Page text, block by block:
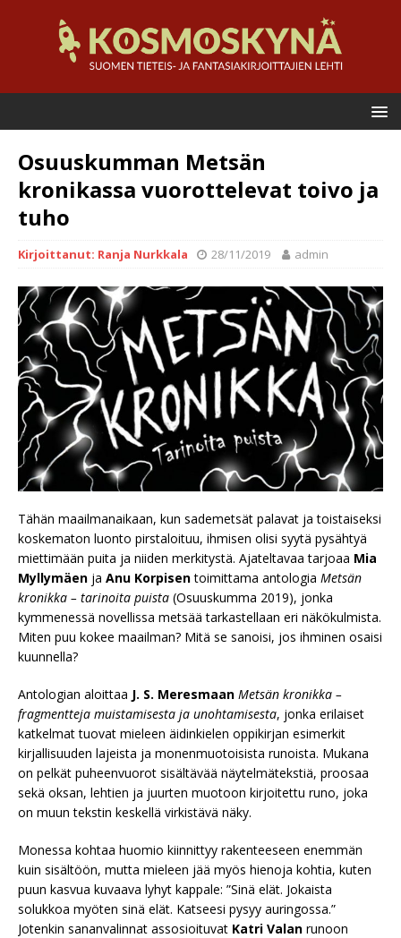
Osuuskumman Metsän
kronikassa vuorottelevat toivo ja
tuho
Kirjoittanut: Ranja Nurkkala 28/11/2019 admin
Tähän maailmanaikaan, kun sademetsät palavat ja toistaiseksi
koskematon luonto pirstaloituu, ihmisen olisi syytä pysähtyä
miettimään puita ja niiden merkitystä. Ajateltavaa tarjoaa Mia
Myllymäen ja Anu Korpisentoimittama antologia Metsän
kronikka – tarinoita puista (Osuuskumma 2019), jonka
kymmenessä novellissa metsää tarkastellaan eri näkökulmista.
Miten puu kokee maailman? Mitä se sanoisi, jos ihminen osaisi
kuunnella?
Antologian aloittaa J. S. Meresmaan Metsän kronikka –
fragmentteja muistamisesta ja unohtamisesta, jonka erilaiset
katkelmat tuovat mieleen äidinkielen oppikirjan esimerkit
kirjallisuuden lajeista ja monenmuotoisista runoista. Mukana
on pelkät puheenvuorot sisältävää näytelmätekstiä, proosaa
sekä oksan, lehtien ja juurten muotoon kirjoitettu runo, joka
on muun tekstin keskellä virkistävä näky.
Monessa kohtaa huomio kiinnittyy rakenteeseen enemmän
kuin sisältöön, mutta mieleen jää myös hienoja kohtia, kuten
puun kasvua kuvaava lyhyt kappale: ”Sinä elät. Jokaista
solukkoa myöten sinä elät. Katseesi pysyy auringossa.”
Jotenkin sananvalinnat assosioituvat Katri Valan runoon